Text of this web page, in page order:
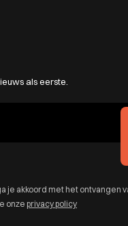
als eerste.
je akkoord met het ontvangen
onze privacy policy